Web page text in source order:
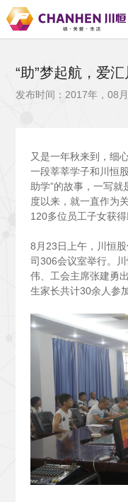
“助”梦起航，爱
发布时间：2017年，08
又是一年秋来到，细
一段莘莘学子和川恒
助学”的故事，一写
度以来，就一直作为
120多位员工子女获
8 月23日上午，川恒
司306会议室举行。
伟、工会主席张建勇
生家长共计30余人参